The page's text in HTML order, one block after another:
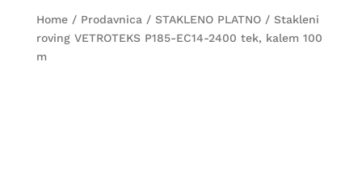
Home/ Prodavnica/ STAKLENO PLATNO/ Stakleni
roving VETROTEKS P185-EC14-2400 tek, kalem 100
m